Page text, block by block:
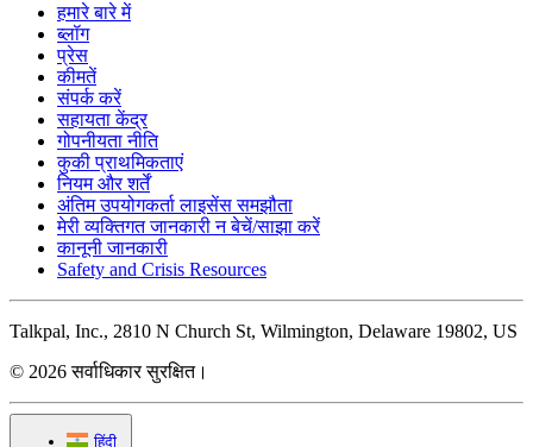
हमारे बारे में
ब्लॉग
प्रेस
कीमतें
संपर्क करें
सहायता केंद्र
गोपनीयता नीति
कुकी प्राथमिकताएं
नियम और शर्तें
अंतिम उपयोगकर्ता लाइसेंस समझौता
मेरी व्यक्तिगत जानकारी न बेचें/साझा करें
कानूनी जानकारी
Safety and Crisis Resources
Talkpal, Inc., 2810 N Church St, Wilmington, Delaware 19802, US
© 2026 सर्वाधिकार सुरक्षित।
हिंदी